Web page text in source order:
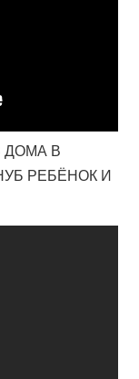
ДОМА В
РЕБЁНОК И